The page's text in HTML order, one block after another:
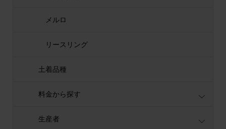
メルロ
リースリング
土着品種
料金から探す
生産者